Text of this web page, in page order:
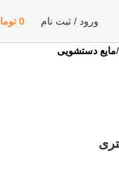
ورود / ثبت نام 0
مایع دستشویی